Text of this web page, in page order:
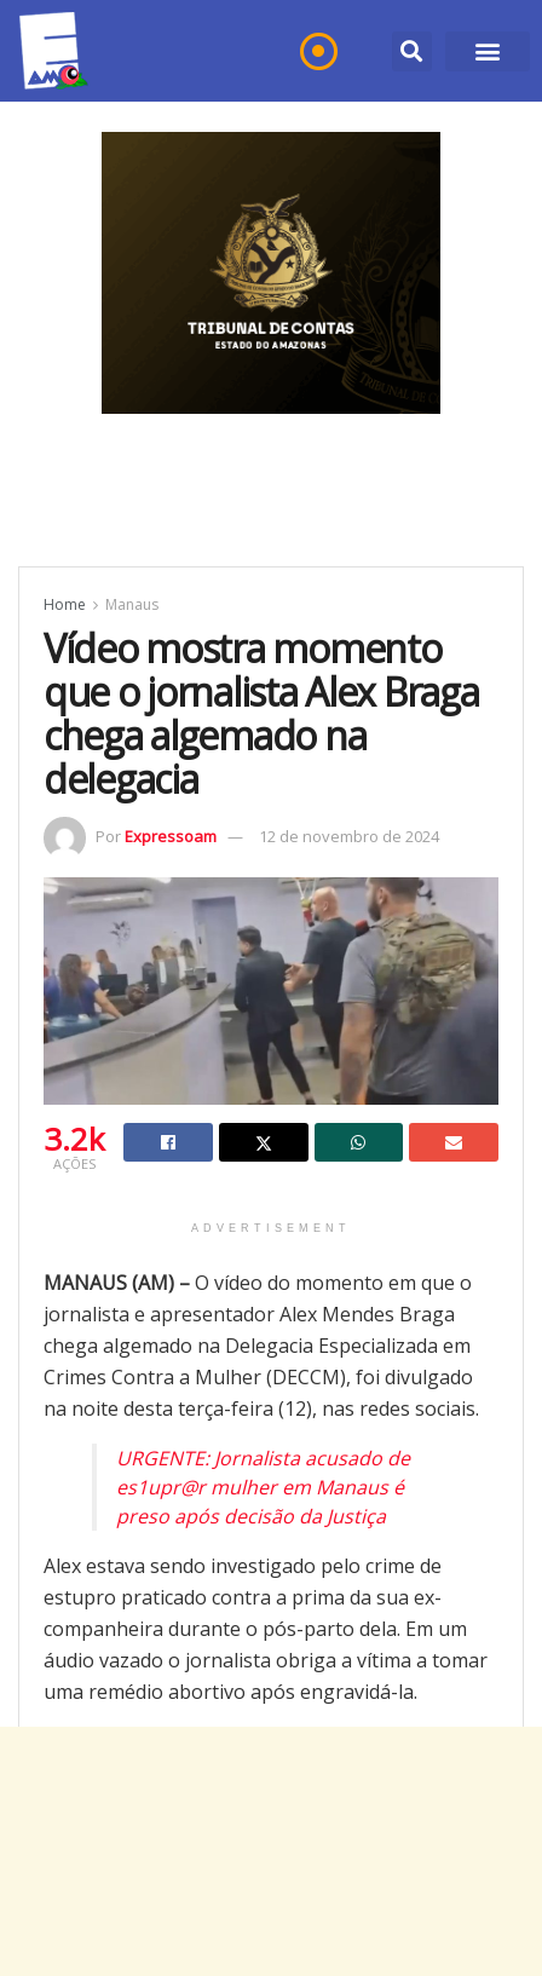
Home Manaus
Vídeo mostra momento
que o jornalista Alex Braga
chega algemado na
delegacia
PorExpressoam 12 de novembro de 2024
3.2k
AÇÕES
ADVERTISEMENT
MANAUS (AM) –O vídeo do momento em que o
jornalista e apresentador Alex Mendes Braga
chega algemado na Delegacia Especializada em
Crimes Contra a Mulher (DECCM), foi divulgado
na noite desta terça-feira (12), nas redes sociais.
URGENTE: Jornalista acusado de
es1upr@r mulher em Manaus é
preso após decisão da Justiça
Alex estava sendo investigado pelo crime de
estupro praticado contra a prima da sua ex-
companheira durante o pós-parto dela. Em um
áudio vazado o jornalista obriga a vítima a tomar
uma remédio abortivo após engravidá-la.